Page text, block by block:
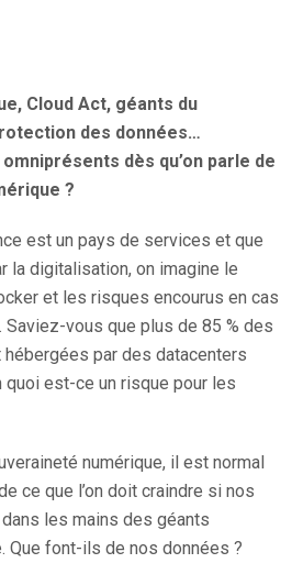
Cloud Act, géants du
des données…
dès qu’on parle de
?
est un pays de services et que
la digitalisation, on imagine le
et les risques encourus en cas
vous que plus de 85 % des
par des datacenters
quoi est-ce un risque pour les
numérique, il est normal
ce que l’on doit craindre si nos
les mains des géants
Que font-ils de nos données ?